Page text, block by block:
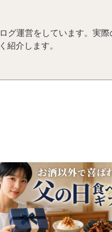
グ運営をしています。実際
紹介します。